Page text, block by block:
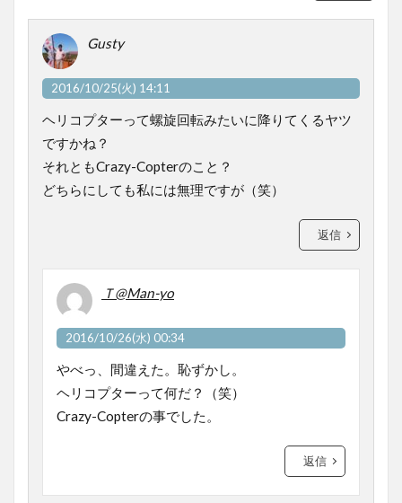
Gusty
2016/10/25(火) 14:11
ヘリコプターって螺旋回転みたいに降りてくるヤツ
ですかね？
それともCrazy-Copterのこと？
どちらにしても私には無理ですが（笑）
返信
Ｔ@Man-yo
2016/10/26(水) 00:34
やべっ、間違えた。恥ずかし。
ヘリコプターって何だ？（笑）
Crazy-Copterの事でした。
返信